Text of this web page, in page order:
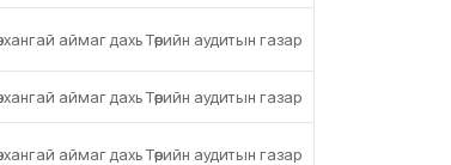
аймаг дахь Төрийн аудитын газар
аймаг дахь Төрийн аудитын газар
аймаг дахь Төрийн аудитын газар